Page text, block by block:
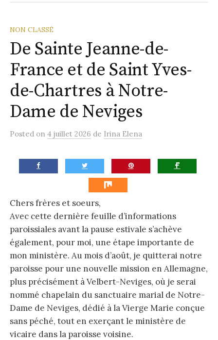
la
NON CLASSÉ
De Sainte Jeanne-de-
France et de Saint Yves-
de-Chartres à Notre-
Dame de Neviges
Posted on 4 juillet 2026 de Irina Elena
Chers frères et soeurs,
Avec cette dernière feuille d’informations
paroissiales avant la pause estivale s’achève
également, pour moi, une étape importante de
mon ministère. Au mois d’août, je quitterai notre
paroisse pour une nouvelle mission en Allemagne,
plus précisément à Velbert-Neviges, où je serai
nommé chapelain du sanctuaire marial de Notre-
Dame de Neviges, dédié à la Vierge Marie conçue
sans péché, tout en exerçant le ministère de
vicaire dans la paroisse voisine.